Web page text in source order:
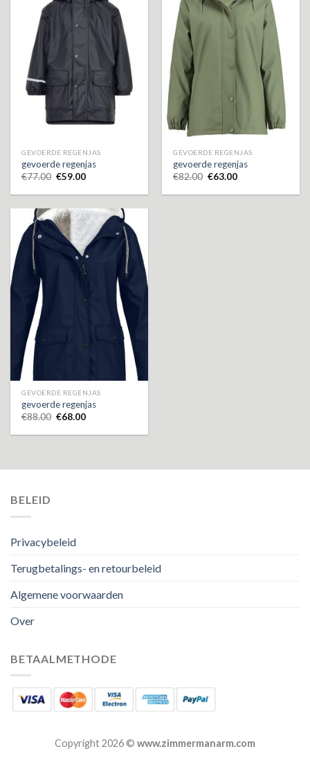
GEVOERDE REGENJAS
gevoerde regenjas
€77.00 €59.00
GEVOERDE REGENJAS
gevoerde regenjas
€82.00 €63.00
GEVOERDE REGENJAS
gevoerde regenjas
€88.00 €68.00
BELEID
Privacybeleid
Terugbetalings- en retourbeleid
Algemene voorwaarden
Over
BETAALMETHODE
Copyright 2026 © www.zimmermanarm.com